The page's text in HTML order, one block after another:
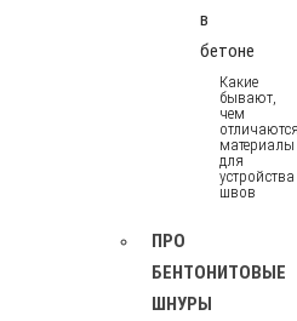
в
бетоне
Какие
бывают,
чем
отличаются,
материалы
для
устройства
швов
ПРО
БЕНТОНИТОВЫЕ
ШНУРЫ